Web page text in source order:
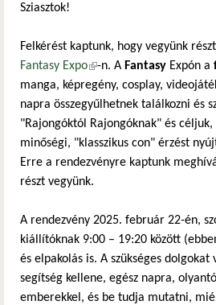
Sziasztok!
Felkérést kaptunk, hogy vegyünk
Fantasy Expo(külső hivatkozás)
-n. A Fantasy Expón a
manga, képregény, cosplay,
napra összegyűlhetnek találkozni és
"Rajongóktól Rajongóknak" és céljuk,
minőségi, "klasszikus con" érzést
Erre a rendezvényre kaptunk
részt vegyünk.
A rendezvény 2025. február 22-én,
kiállítóknak 9:00 – 19:20 között
és elpakolás is. A szükséges dolgokat
segítség kellene, egész napra,
emberekkel, és be tudja mutatni,